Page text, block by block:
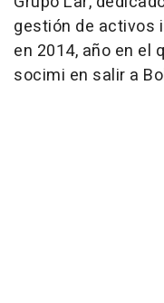
gestión de activos
en 2014, año en el
socimi en salir a